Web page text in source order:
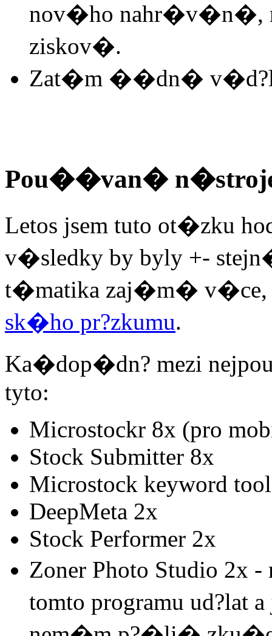
nov�ho nahr�v�n�,
ziskov�.
Zat�m ��dn�
Pou��van�
Letos jsem tuto ot�zku
v�sledky by byly +-
t�matika zaj�m� v�ce,
sk�ho pr?zkumu.
Ka�dop�dn? mezi
tyto:
Microstockr 8x (pro
Stock Submitter 8x
Microstock keyword
DeepMeta 2x
Stock Performer 2x
Zoner Photo Studio 2x
tomto programu ud?lat